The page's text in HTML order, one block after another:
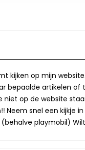
kijken op mijn
bepaalde artikelen
op de website
Neem snel een
playmobil)